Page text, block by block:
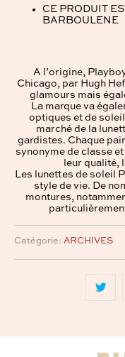
CE PRODUIT
BARBOULENE
A l’origine,
Chicago, par Hugh
glamours mais
La marque va
optiques et de
marché de la
gardistes. Chaque
synonyme de classe
leur qualité,
Les lunettes de soleil
style de vie. De
montures,
Catégorie: ARCHIVES